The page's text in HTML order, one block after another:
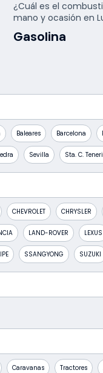
¿Cuál es el
mano y ocasión en
Gasolina
Baleares Barcelona
Sevilla Sta. C.
CHEVROLET CHRYSLER
LAND-ROVER LEXUS
SSANGYONG SUZUKI
Caravanas Tractores